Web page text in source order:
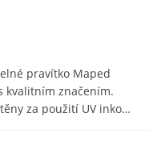
pravítko Maped
kvalitním značením.
za použití UV inko…